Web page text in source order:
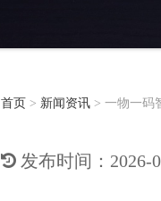
首页 > 新闻资讯 > 一物一码
发布时间：2026-